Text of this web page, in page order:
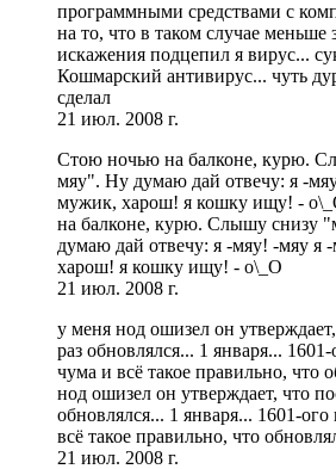
программными средствами с
на то, что в таком случае меньше
искажения подцепил я вирус...
Кошмарский антивирус... чуть
сделал
21 июл. 2008 г.
Стою ночью на балконе, курю.
мяу". Ну думаю дай отвечу: я -
мужик, харош! я кошку ищу! -
на балконе, курю. Слышу снизу
думаю дай отвечу: я -мяу! -мяу я
харош! я кошку ищу! - о\_О
21 июл. 2008 г.
у меня нод ошизел он
раз обновлялся... 1 января...
чума и всё такое правильно, что
нод ошизел он утверждает, что
обновлялся... 1 января... 1601-
всё такое правильно, что
21 июл. 2008 г.